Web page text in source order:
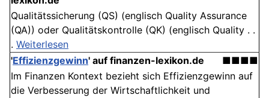
Qualitätssicherung (QS) (englisch Quality Assurance
(QA)) oder Qualitätskontrolle (QK) (englisch Quality . .
. Weiterlesen
'Effizienzgewinn' auf finanzen-lexikon.de
■■■■
Im Finanzen Kontext bezieht sich Effizienzgewinn auf
die Verbesserung der Wirtschaftlichkeit und